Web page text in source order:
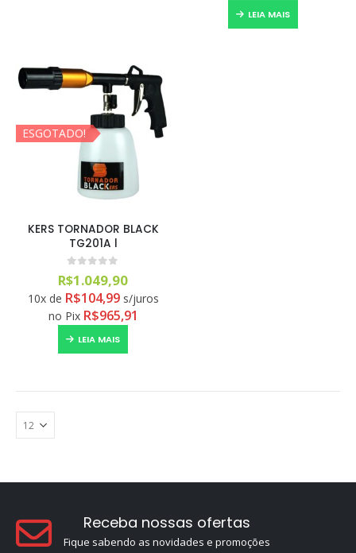
LEIA MAIS
ESGOTADO!
KERS TORNADOR BLACK
TG201A l
R$1.049,90
10x de R$104,99 s/juros
no Pix R$965,91
LEIA MAIS
Receba nossas ofertas
Fique sabendo as novidades e promoções